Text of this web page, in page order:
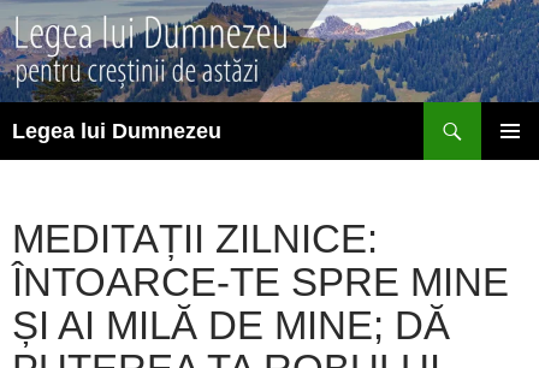
Sari
la
conținut
Legea lui Dumnezeu
MEDITAȚII ZILNICE:
ÎNTOARCE-TE SPRE MINE
ȘI AI MILĂ DE MINE; DĂ